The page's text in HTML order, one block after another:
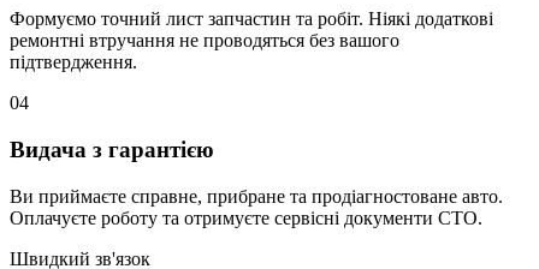
Формуємо точний лист запчастин та робіт. Ніякі додаткові
ремонтні втручання не проводяться без вашого
підтвердження.
04
Видача з гарантією
Ви приймаєте справне, прибране та продіагностоване авто.
Оплачуєте роботу та отримуєте сервісні документи СТО.
Швидкий зв'язок